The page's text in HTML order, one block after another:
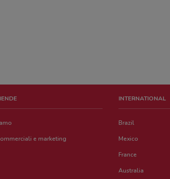
e marketing
INTERNATIONAL
Brazil
Mexico
France
Australia